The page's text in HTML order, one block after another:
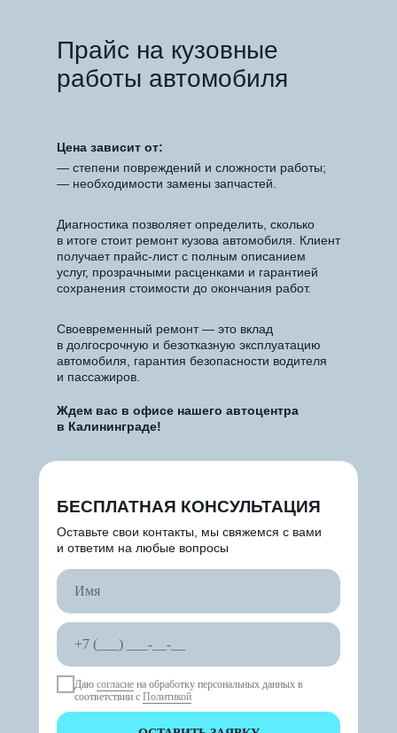
персонал
Цена зависит от:
— степени повреждений и сложности работы;
— необходимости замены запчастей.
Диагностика позволяет определить, сколько
в итоге стоит ремонт кузова автомобиля. Клиент
получает прайс-лист с полным описанием
услуг, прозрачными расценками и гарантией
сохранения стоимости до окончания работ.
Своевременный ремонт — это вклад
в долгосрочную и безотказную эксплуатацию
автомобиля, гарантия безопасности водителя
и пассажиров.
Ждем вас в офисе нашего автоцентра
в Калининграде!
БЕСПЛАТНАЯ КОНСУЛЬТАЦИЯ
Оставьте свои контакты, мы свяжемся с вами
и ответим на любые вопросы
Прайс на кузовные
работы автомобиля
Даю согласие на обработку персональных данных в
соответствии с Политикой